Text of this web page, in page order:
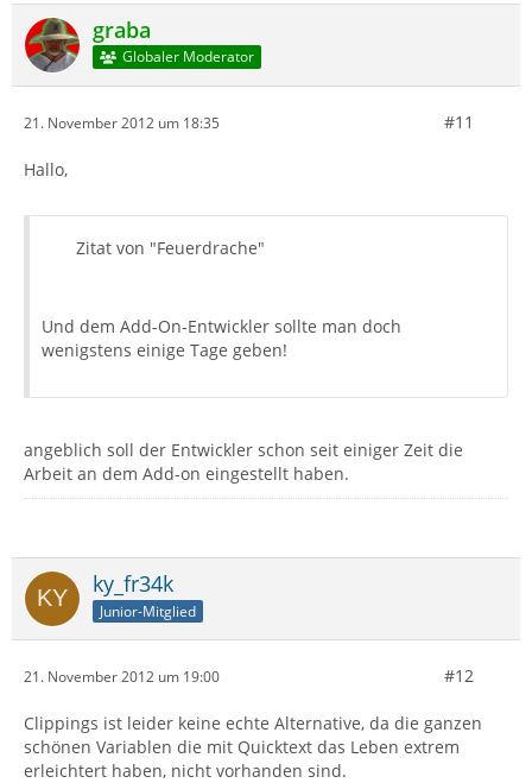
graba
Globaler Moderator
21. November 2012 um 18:35 #11
Hallo,
Zitat von "Feuerdrache"
Und dem Add-On-Entwickler sollte man doch
wenigstens einige Tage geben!
angeblich soll der Entwickler schon seit einiger Zeit die
Arbeit an dem Add-on eingestellt haben.
ky_fr34k
Junior-Mitglied
21. November 2012 um 19:00 #12
Clippings ist leider keine echte Alternative, da die ganzen
schönen Variablen die mit Quicktext das Leben extrem
erleichtert haben, nicht vorhanden sind.